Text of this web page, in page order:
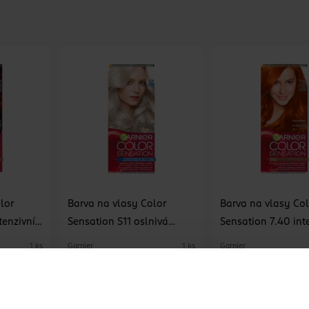
1 ks
Barva na vlasy Color
Sensation S11 oslnivá
Garnier 1 ks
Barva na vlasy
Sensation 7.40
Garnier